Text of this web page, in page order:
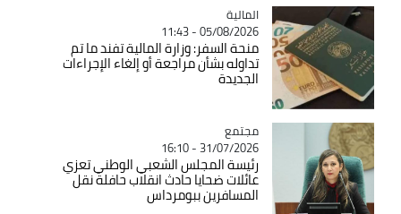
Catégorie
المالية
05/08/2026 - 11:43
منحة السفر: وزارة المالية تفند ما تم
تداوله بشأن مراجعة أو إلغاء الإجراءات
الجديدة
Catégorie
مجتمع
31/07/2026 - 16:10
رئيسة المجلس الشعبي الوطني تعزي
عائلات ضحايا حادث انقلاب حافلة نقل
المسافرين ببومرداس